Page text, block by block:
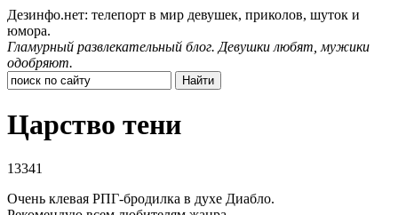
Дезинфо.нет: телепорт в мир девушек, приколов, шуток и
юмора.
Гламурный развлекательный блог. Девушки любят, мужики
одобряют.
Царство тени
13341
Очень клевая РПГ-бродилка в духе Диабло.